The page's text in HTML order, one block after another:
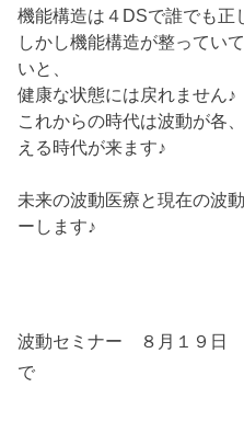
機能構造は４DSで誰でも正
しかし機能構造が整ってい
いと、
健康な状態には戻れません♪
これからの時代は波動が各
える時代が来ます♪
未来の波動医療と現在の波
ーします♪
波動セミナー ８月１９日
で